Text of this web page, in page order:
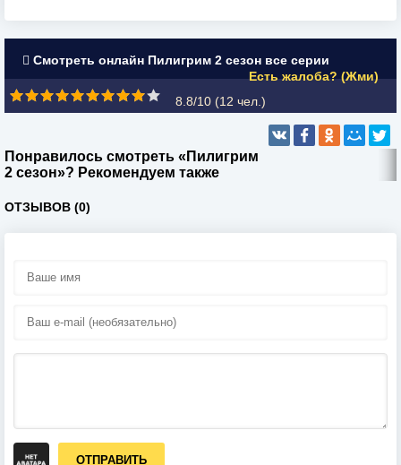
Смотреть онлайн Пилигрим 2 сезон все серии
Есть жалоба? (Жми)
8.8/10 (12 чел.)
Понравилось смотреть «Пилигрим
2 сезон»? Рекомендуем также
ОТЗЫВОВ (0)
ОТПРАВИТЬ